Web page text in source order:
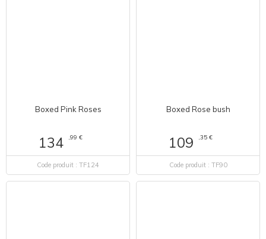
Boxed Pink Roses
134 ,99 €
Code produit : TF124
Boxed Rose bush
109 ,35 €
Code produit : TF90